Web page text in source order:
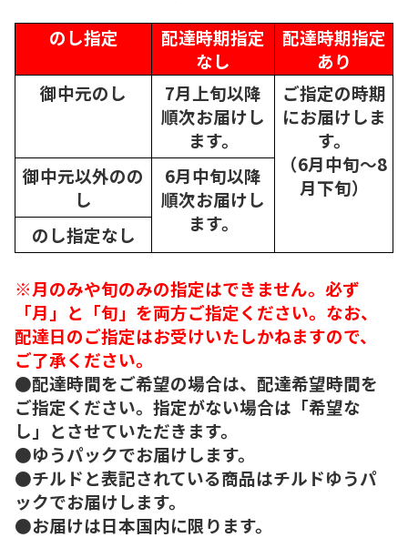
のし指定
配達時期指定
なし
配達時期指定
あり
御中元のし
7月上旬以降
順次お届けし
ます。
ご指定の時期
にお届けしま
す。
（6月中旬～8
月下旬）
御中元以外のの
し
6月中旬以降
順次お届けし
ます。
のし指定なし
※月のみや旬のみの指定はできません。必ず
「月」と「旬」を両方ご指定ください。なお、
配達日のご指定はお受けいたしかねますので、
ご了承ください。
●配達時間をご希望の場合は、配達希望時間を
ご指定ください。指定がない場合は「希望な
し」とさせていただきます。
●ゆうパックでお届けします。
●チルドと表記されている商品はチルドゆうパ
ックでお届けします。
●お届けは日本国内に限ります。